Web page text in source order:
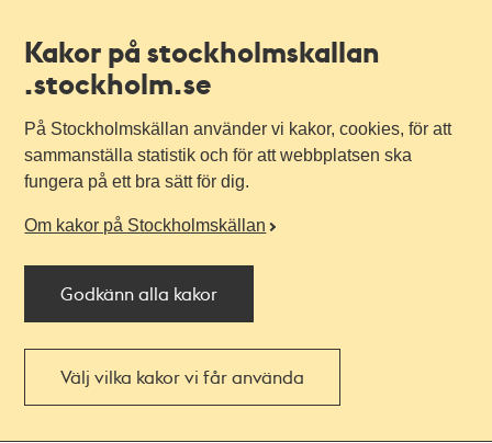
Kakor på stockholmskallan
.stockholm.se
På Stockholmskällan använder vi kakor, cookies, för att
sammanställa statistik och för att webbplatsen ska
fungera på ett bra sätt för dig.
Om kakor på Stockholmskällan
Godkänn alla kakor
Välj vilka kakor vi får använda